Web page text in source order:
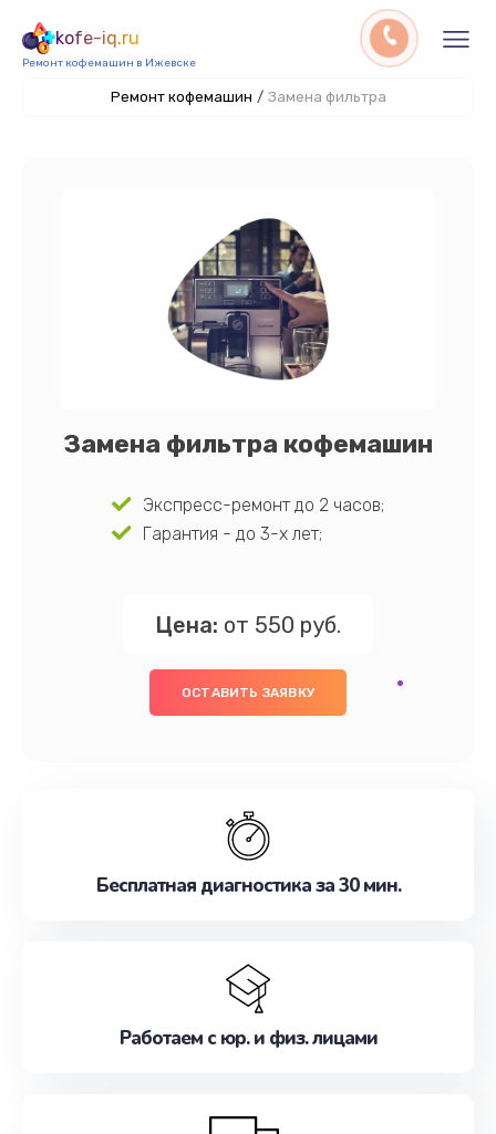
kofe-iq.ru
Ремонт кофемашин в Ижевске
Ремонт кофемашин / Замена фильтра
Замена фильтра кофемашин
Экспресс-ремонт до 2 часов;
Гарантия - до 3-х лет;
Цена: от 550 руб.
ОСТАВИТЬ ЗАЯВКУ
Бесплатная диагностика за 30 мин.
Работаем с юр. и физ. лицами